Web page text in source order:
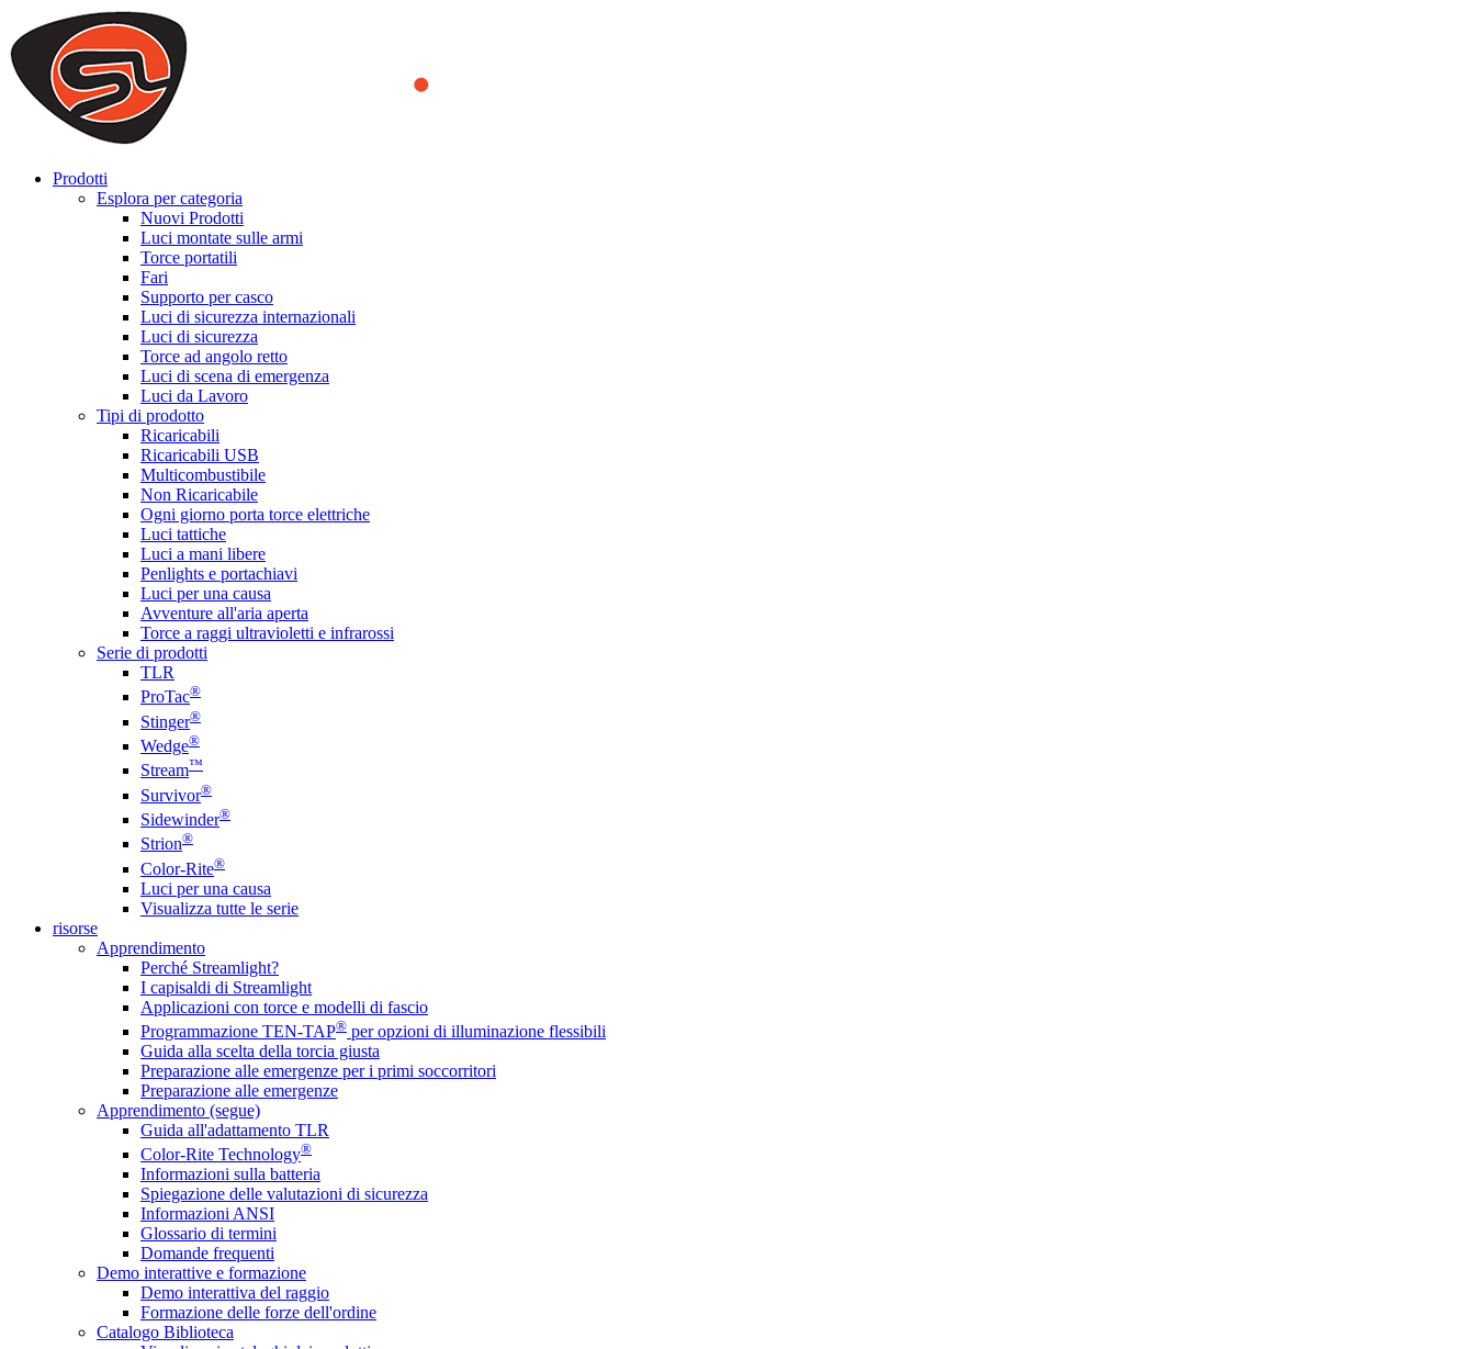
We use cookies to ensure that we provide you the best experience on our website. By continuing to browse this website, you accept that cookies are used to help us analyze how the website is used and to offer
you a better experience. To learn more or to find out how you can disable cookies, you can access our
ACCEPT AND CLOSE
Prodotti
Esplora per categoria
Nuovi Prodotti
Luci montate sulle armi
Torce portatili
Fari
Supporto per casco
Luci di sicurezza internazionali
Luci di sicurezza
Torce ad angolo retto
Luci di scena di emergenza
Luci da Lavoro
Tipi di prodotto
Ricaricabili
Ricaricabili USB
Multicombustibile
Non Ricaricabile
Ogni giorno porta torce elettriche
Luci tattiche
Luci a mani libere
Penlights e portachiavi
Luci per una causa
Avventure all'aria aperta
Torce a raggi ultravioletti e infrarossi
Serie di prodotti
TLR
ProTac®
Stinger®
Wedge®
Stream™
Survivor®
Sidewinder®
Strion®
Color-Rite®
Luci per una causa
Visualizza tutte le serie
risorse
Apprendimento
Perché Streamlight?
I capisaldi di Streamlight
Applicazioni con torce e modelli di fascio
Programmazione TEN-TAP® per opzioni di illuminazione flessibili
Guida alla scelta della torcia giusta
Preparazione alle emergenze per i primi soccorritori
Preparazione alle emergenze
Apprendimento (segue)
Guida all'adattamento TLR
Color-Rite Technology®
Informazioni sulla batteria
Spiegazione delle valutazioni di sicurezza
Informazioni ANSI
Glossario di termini
Domande frequenti
Demo interattive e formazione
Demo interattiva del raggio
Formazione delle forze dell'ordine
Catalogo Biblioteca